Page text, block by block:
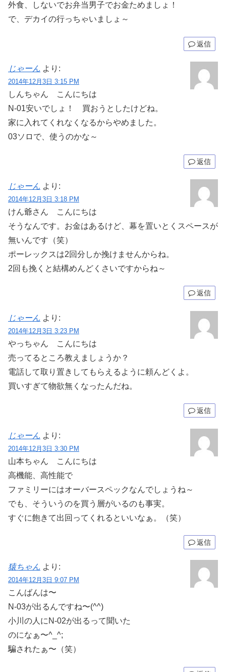
外食、しないでお弁当男子でお金ためましょ！
で、デカイの行っちゃいましょ～
返信
じゃーん より:
2014年12月3日 3:15 PM
しんちゃん こんにちは
N-01安いでしょ！ 買おうとしたけどね。
家に入れてくれなくなるからやめました。
03ソロで、使うのかな～
返信
じゃーん より:
2014年12月3日 3:18 PM
けん爺さん こんにちは
そうなんです。お金はあるけど、幕を置いとくスペースが
無いんです（笑）
ポーレックスは2回分しか挽けませんからね。
2回も挽くと結構めんどくさいですからね～
返信
じゃーん より:
2014年12月3日 3:23 PM
やっちゃん こんにちは
売ってるところ教えましょうか？
電話して取り置きしてもらえるように頼んどくよ。
買いすぎて物欲無くなったんだね。
返信
じゃーん より:
2014年12月3日 3:30 PM
山本ちゃん こんにちは
高機能、高性能で
ファミリーにはオーバースペックなんでしょうね～
でも、そういうのを買う層がいるのも事実。
すぐに飽きて出回ってくれるといいなぁ。（笑）
返信
猿ちゃん より:
2014年12月3日 9:07 PM
こんばんは〜
N-03が出るんですね〜(^^)
小川の人にN-02が出るって聞いた
のになぁ〜^_^;
騙されたぁ〜（笑）